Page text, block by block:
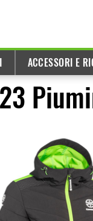
ACCESSORI E